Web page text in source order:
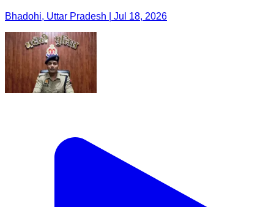
Bhadohi, Uttar Pradesh | Jul 18, 2026